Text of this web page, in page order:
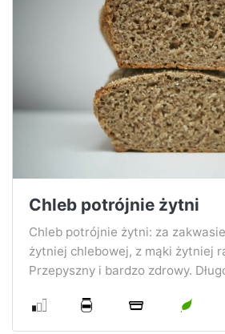
Chleb potrójnie żytni
Chleb potrójnie żytni: za
żytniej chlebowej, z mąki żytniej
Przepyszny i bardzo zdrowy.